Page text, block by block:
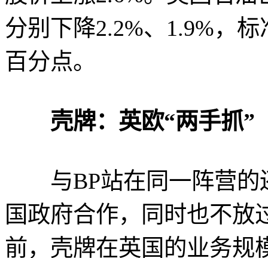
分别下降2.2%、1.9%，
百分点。
壳牌：英欧“两手抓”
与BP站在同一阵营的
国政府合作，同时也不
前，壳牌在英国的业务规